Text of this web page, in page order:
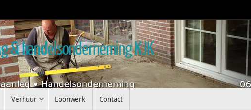
& handelsonderneming KJK
Verhuur Loonwerk Contact